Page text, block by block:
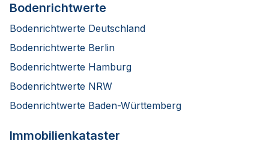
Bodenrichtwerte
Bodenrichtwerte Deutschland
Bodenrichtwerte Berlin
Bodenrichtwerte Hamburg
Bodenrichtwerte NRW
Bodenrichtwerte Baden-Württemberg
Immobilienkataster